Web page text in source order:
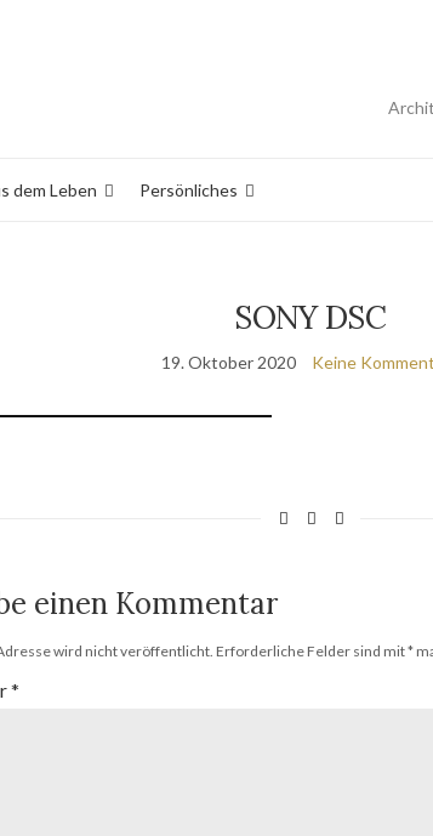
dem Leben Persönliches
SONY DSC
19. Oktober 2020 Keine
einen Kommentar
wird nicht veröffentlicht. Erforderliche Felder sind mit*
*